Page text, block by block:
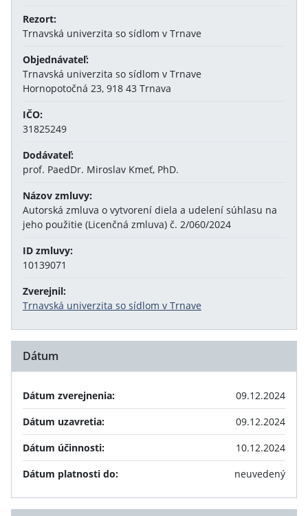
Rezort:
Trnavská univerzita so sídlom v Trnave
Objednávateľ:
Trnavská univerzita so sídlom v Trnave
Hornopotočná 23, 918 43 Trnava
IČO:
31825249
Dodávateľ:
prof. PaedDr. Miroslav Kmeť, PhD.
Názov zmluvy:
Autorská zmluva o vytvorení diela a udelení súhlasu na
jeho použitie (Licenčná zmluva) č. 2/060/2024
ID zmluvy:
10139071
Zverejnil:
Trnavská univerzita so sídlom v Trnave
Dátum
Dátum zverejnenia:
09.12.2024
Dátum uzavretia:
09.12.2024
Dátum účinnosti:
10.12.2024
Dátum platnosti do:
neuvedený